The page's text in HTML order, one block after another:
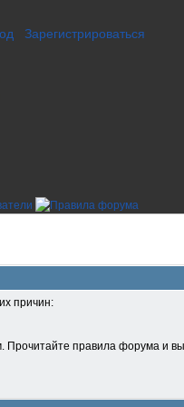
Зарегистрироваться
причин:
Прочитайте правила форума и